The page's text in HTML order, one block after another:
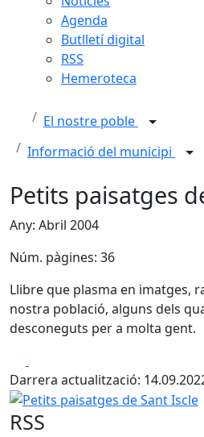
Agenda
Butlletí digital
RSS
Hemeroteca
El nostre poble
Informació del municipi
Petits paisatges
Any: Abril 2004
Núm. pàgines: 36
Llibre que plasma en imatges,
nostra població, alguns dels
desconeguts per a molta gent.
Darrera actualització:
Petits paisatges de Sant Iscle
RSS